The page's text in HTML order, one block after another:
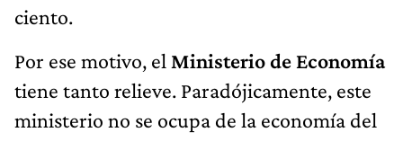
ciento.
Por ese motivo, el Ministerio de Economía
tiene tanto relieve. Paradójicamente, este
ministerio no se ocupa de la economía del